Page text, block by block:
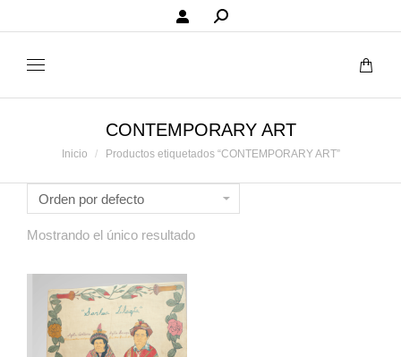
Buscar:
CONTEMPORARY ART
Estás aquí:
Inicio Productos etiquetados “CONTEMPORARY ART”
Mostrando el único resultado